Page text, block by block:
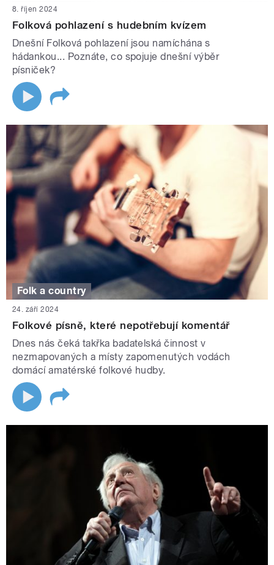
8. říjen 2024
Folková pohlazení s hudebním kvízem
Dnešní Folková pohlazení jsou namíchána s
hádankou... Poznáte, co spojuje dnešní výběr
písniček?
Folk a country
24. září 2024
Folkové písně, které nepotřebují komentář
Dnes nás čeká takřka badatelská činnost v
nezmapovaných a místy zapomenutých vodách
domácí amatérské folkové hudby.